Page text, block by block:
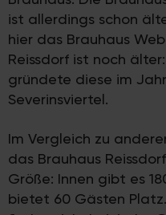
ist allerdings schon
hier das Brauhaus
Reissdorf ist noch
gründete diese im
Severinsviertel.
Im Vergleich zu
das Brauhaus
Größe: Innen gibt es
bietet 60 Gästen